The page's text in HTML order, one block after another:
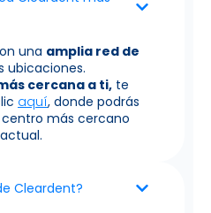
una amplia red de
ubicaciones.
cercana a ti, te
aquí, donde podrás
más cercano
Cleardent?